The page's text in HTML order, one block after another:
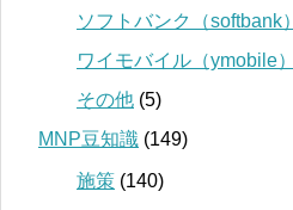
ソフトバンク（softbank）
ワイモバイル（ymobile）
その他 (5)
MNP豆知識 (149)
施策 (140)